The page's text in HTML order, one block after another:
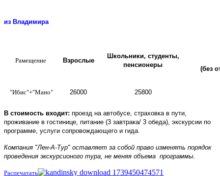
из Владимира
Рамещение Взрослые
Школьники, студенты,
пенсионеры
(без
"Ибис"+"Мано" 26000 25800
В стоимость входит: проезд на автобусе, страховка в пути,
проживание в гостинице, питание (3 завтрака/ 3 обеда), экскурсии по
программе, услуги сопровождающего и гида.
Компания "Лен-А-Тур" оставляет за собой право изменять порядок
проведения экскурсионого тура, не меняя объема программы.
Распечатать